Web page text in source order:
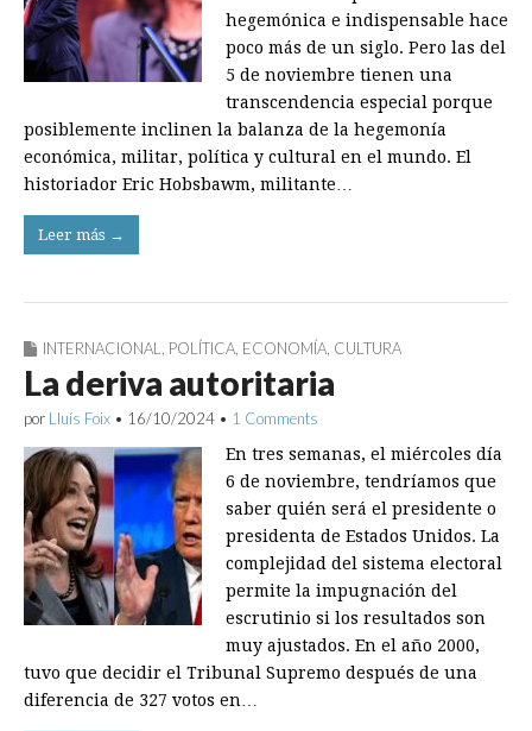
hegemónica e indispensable hace
poco más de un siglo. Pero las del
5 de noviembre tienen una
transcendencia especial porque
posiblemente inclinen la balanza de la hegemonía
económica, militar, política y cultural en el mundo. El
historiador Eric Hobsbawm, militante…
Leer más →
INTERNACIONAL, POLÍTICA, ECONOMÍA, CULTURA
La deriva autoritaria
por Lluís Foix • 16/10/2024 • 1 Comments
En tres semanas, el miércoles día
6 de noviembre, tendríamos que
saber quién será el presidente o
presidenta de Estados Unidos. La
complejidad del sistema electoral
permite la impugnación del
escrutinio si los resultados son
muy ajustados. En el año 2000,
tuvo que decidir el Tribunal Supremo después de una
diferencia de 327 votos en…